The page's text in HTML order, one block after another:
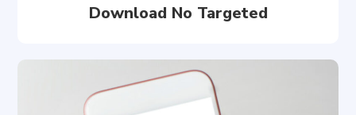
Download No Targeted